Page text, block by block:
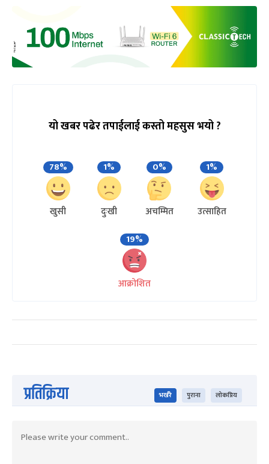
यो खबर पढेर तपाईलाई कस्तो महसुस भयो ?
78%
खुसी
1%
दुःखी
0%
अचम्मित
1%
उत्साहित
19%
आक्रोशित
प्रतिक्रिया भर्खरै पुराना लोकप्रिय